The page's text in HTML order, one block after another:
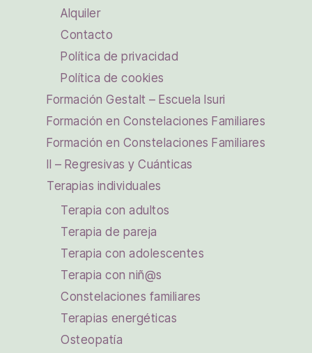
Alquiler
Contacto
Política de privacidad
Política de cookies
Formación Gestalt – Escuela Isuri
Formación en Constelaciones Familiares
Formación en Constelaciones Familiares
II – Regresivas y Cuánticas
Terapias individuales
Terapia con adultos
Terapia de pareja
Terapia con adolescentes
Terapia con niñ@s
Constelaciones familiares
Terapias energéticas
Osteopatía